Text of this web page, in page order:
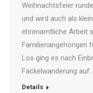
Weihnachtsfeier
und wird auch als
ehrenamtliche Arbeit
Familienangehörigen
Los ging es nach
Fackelwanderung auf…
Details